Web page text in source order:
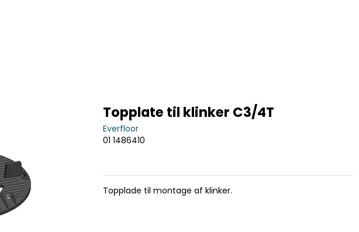
Topplate til klinker C3/4T
Everfloor
01 1486410
Topplade til montage af klinker.